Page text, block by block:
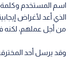
الذي أعد لأغراض
من أجل عملهم،
وقد يرسل أحد